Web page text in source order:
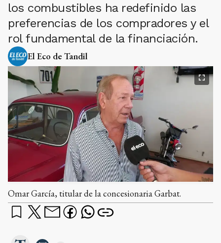
los combustibles ha redefinido las
preferencias de los compradores y el
rol fundamental de la financiación.
El Eco de Tandil
Omar García, titular de la concesionaria Garbat.